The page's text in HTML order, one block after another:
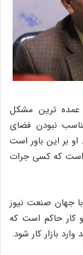
عمده ترین مشکل
نبودن فضای
او بر این باور است
است که کسی جرات
جهان صنعت نیوز
کار حاکم است که
بازار کار شود.